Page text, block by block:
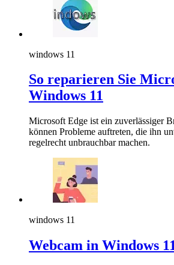
windows 11
So reparieren Sie
Windows 11
Microsoft Edge ist ein zuverlässiger
können Probleme auftreten, die ihn
regelrecht unbrauchbar machen.
windows 11
Webcam in Windows